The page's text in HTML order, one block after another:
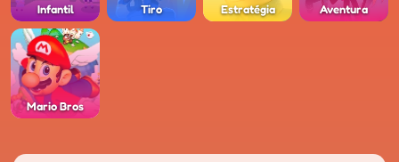
Infantil Tiro Estratégia Aventura
Mario Bros